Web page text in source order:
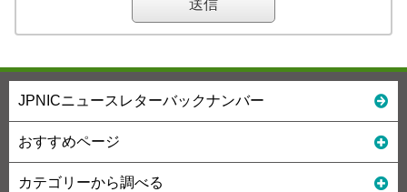
JPNICニュースレターバックナンバー
おすすめページ
カテゴリーから調べる